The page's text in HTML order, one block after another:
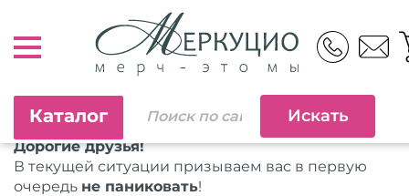
Каталог
Дорогие друзья!
В текущей ситуации призываем вас в первую
очередь не паниковать!